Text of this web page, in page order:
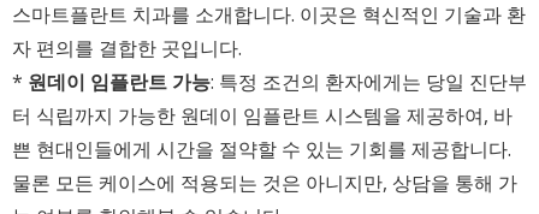
스마트플란트 치과를 소개합니다. 이곳은 혁신적인 기술과 환
자 편의를 결합한 곳입니다.
* 원데이 임플란트 가능: 특정 조건의 환자에게는 당일 진단부
터 식립까지 가능한 원데이 임플란트 시스템을 제공하여, 바
쁜 현대인들에게 시간을 절약할 수 있는 기회를 제공합니다.
물론 모든 케이스에 적용되는 것은 아니지만, 상담을 통해 가